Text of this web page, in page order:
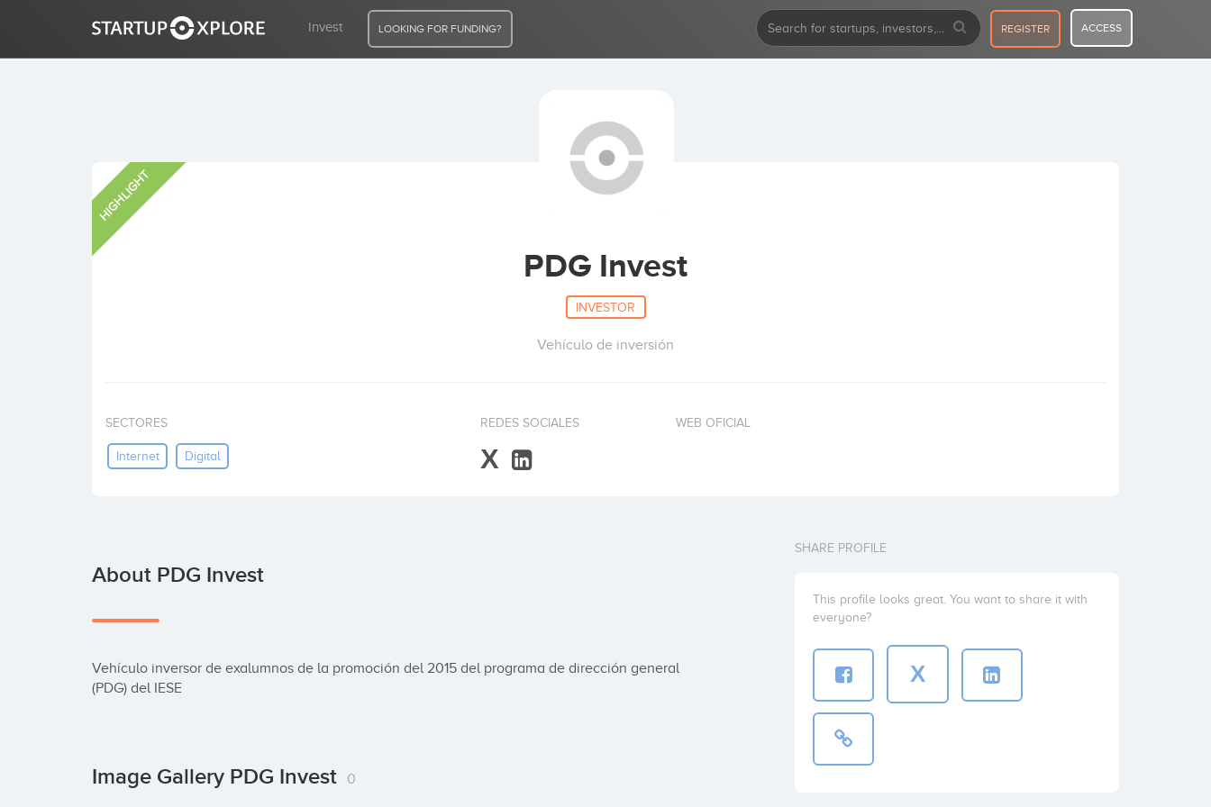
Invest LOOKING FOR FUNDING? REGISTER ACCESS
HIGHLIGHT
PDG Invest
INVESTOR
Vehículo de inversión
SECTORES
Internet Digital
REDES SOCIALES
X
WEB OFICIAL
About PDG Invest
Vehículo inversor de exalumnos de la promoción del 2015 del programa de dirección general
(PDG) del IESE
Image Gallery PDG Invest 0
SHARE PROFILE
This profile looks great. You want to share it with
everyone?
X